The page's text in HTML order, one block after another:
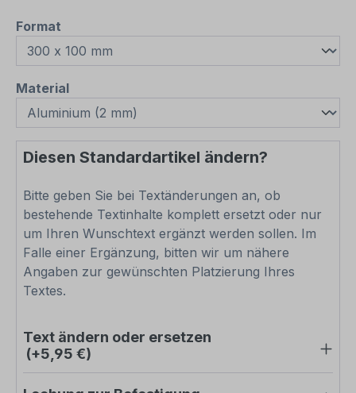
Format
Materialauswählen
Diesen Standardartikel ändern?
Bitte geben Sie bei Textänderungen an, ob
bestehende Textinhalte komplett ersetzt oder nur
um Ihren Wunschtext ergänzt werden sollen. Im
Falle einer Ergänzung, bitten wir um nähere
Angaben zur gewünschten Platzierung Ihres
Textes.
Text ändern oder ersetzen
(+5,95 €)